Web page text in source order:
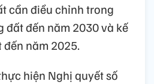
cần điều chỉnh trong
đất đến năm 2030 và kế
năm 2025.
hiện Nghị quyết số